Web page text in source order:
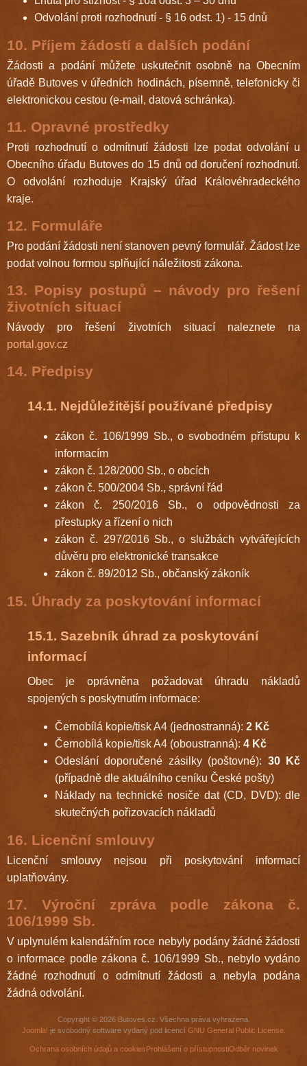
Odvolání proti rozhodnutí - § 16 odst. 1) - 15 dnů
10. Příjem žádostí a dalších podání
Žádosti a podání můžete uskutečnit osobně na Obecním
úřadě Butoves v úředních hodinách, písemně, telefonicky či
elektronickou cestou (e-mail, datová schránka).
11. Opravné prostředky
Proti rozhodnutí o odmítnutí žádosti lze podat odvolání u
Obecního úřadu Butoves do 15 dnů od doručení rozhodnutí.
O odvolání rozhoduje Krajský úřad Královéhradeckého
kraje.
12. Formuláře
Pro podání žádosti není stanoven pevný formulář. Žádost lze
podat volnou formou splňující náležitosti zákona.
13. Popisy postupů – návody pro řešení
životních situací
Návody pro řešení životních situací naleznete na
portal.gov.cz
14. Předpisy
14.1. Nejdůležitější používané předpisy
zákon č. 106/1999 Sb., o svobodném přístupu k
informacím
zákon č. 128/2000 Sb., o obcích
zákon č. 500/2004 Sb., správní řád
zákon č. 250/2016 Sb., o odpovědnosti za
přestupky a řízení o nich
zákon č. 297/2016 Sb., o službách vytvářejících
důvěru pro elektronické transakce
zákon č. 89/2012 Sb., občanský zákoník
15. Úhrady za poskytování informací
15.1. Sazebník úhrad za poskytování
informací
Obec je oprávněna požadovat úhradu nákladů
spojených s poskytnutím informace:
Černobílá kopie/tisk A4 (jednostranná): 2 Kč
Černobílá kopie/tisk A4 (oboustranná): 4 Kč
Odeslání doporučené zásilky (poštovné): 30 Kč
(případně dle aktuálního ceníku České pošty)
Náklady na technické nosiče dat (CD, DVD): dle
skutečných pořizovacích nákladů
16. Licenční smlouvy
Licenční smlouvy nejsou při poskytování informací
uplatňovány.
17. Výroční zpráva podle zákona č.
106/1999 Sb.
V uplynulém kalendářním roce nebyly podány žádné žádosti
o informace podle zákona č. 106/1999 Sb., nebylo vydáno
žádné rozhodnutí o odmítnutí žádosti a nebyla podána
žádná odvolání.
Copyright © 2026 Butoves.cz. Všechna práva vyhrazena.
Joomla! je svobodný software vydaný pod licencí GNU General Public License.
Ochrana osobních údajů a cookies Prohlášení o přístupnostiOdběr novinek